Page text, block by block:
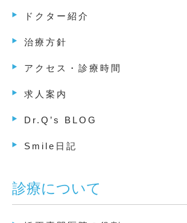
ドクター紹介
治療方針
アクセス・診療時間
求人案内
Dr.Q’s BLOG
Smile日記
診療について